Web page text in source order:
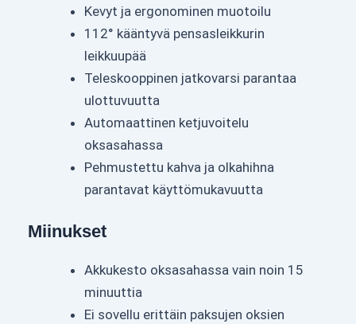
Kevyt ja ergonominen muotoilu
112° kääntyvä pensasleikkurin
leikkuupää
Teleskooppinen jatkovarsi parantaa
ulottuvuutta
Automaattinen ketjuvoitelu
oksasahassa
Pehmustettu kahva ja olkahihna
parantavat käyttömukavuutta
Miinukset
Akkukesto oksasahassa vain noin 15
minuuttia
Ei sovellu erittäin paksujen oksien